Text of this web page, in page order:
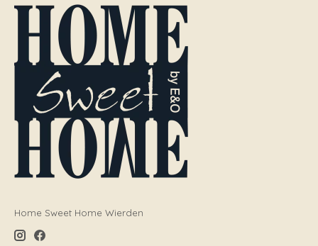
Home Sweet Home Wierden